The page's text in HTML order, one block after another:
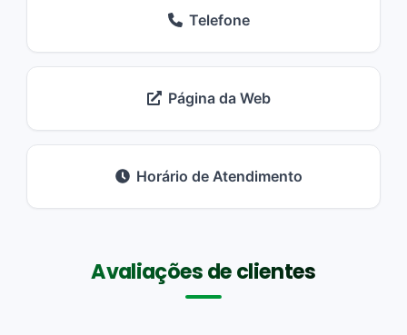
Telefone
Página da Web
Horário de Atendimento
Avaliações de clientes